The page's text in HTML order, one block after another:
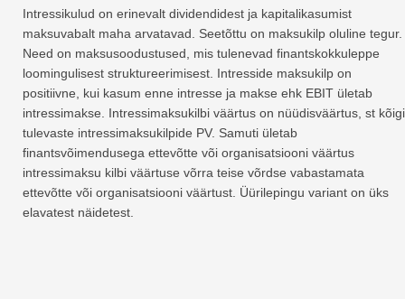
Intressikulud on erinevalt dividendidest ja kapitalikasumist
maksuvabalt maha arvatavad. Seetõttu on maksukilp oluline tegur.
Need on maksusoodustused, mis tulenevad finantskokkuleppe
loomingulisest struktureerimisest. Intresside maksukilp on
positiivne, kui kasum enne intresse ja makse ehk EBIT ületab
intressimakse. Intressimaksukilbi väärtus on nüüdisväärtus, st kõigi
tulevaste intressimaksukilpide PV. Samuti ületab
finantsvõimendusega ettevõtte või organisatsiooni väärtus
intressimaksu kilbi väärtuse võrra teise võrdse vabastamata
ettevõtte või organisatsiooni väärtust. Üürilepingu variant on üks
elavatest näidetest.